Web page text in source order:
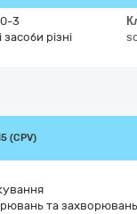
3
засоби різні
(CPV)
та захворювань